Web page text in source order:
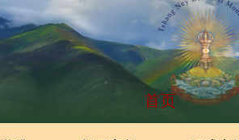
首页